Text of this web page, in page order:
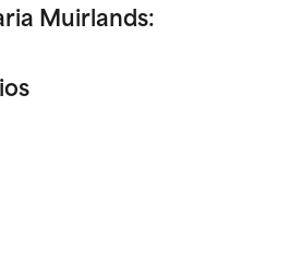
Muirlands: